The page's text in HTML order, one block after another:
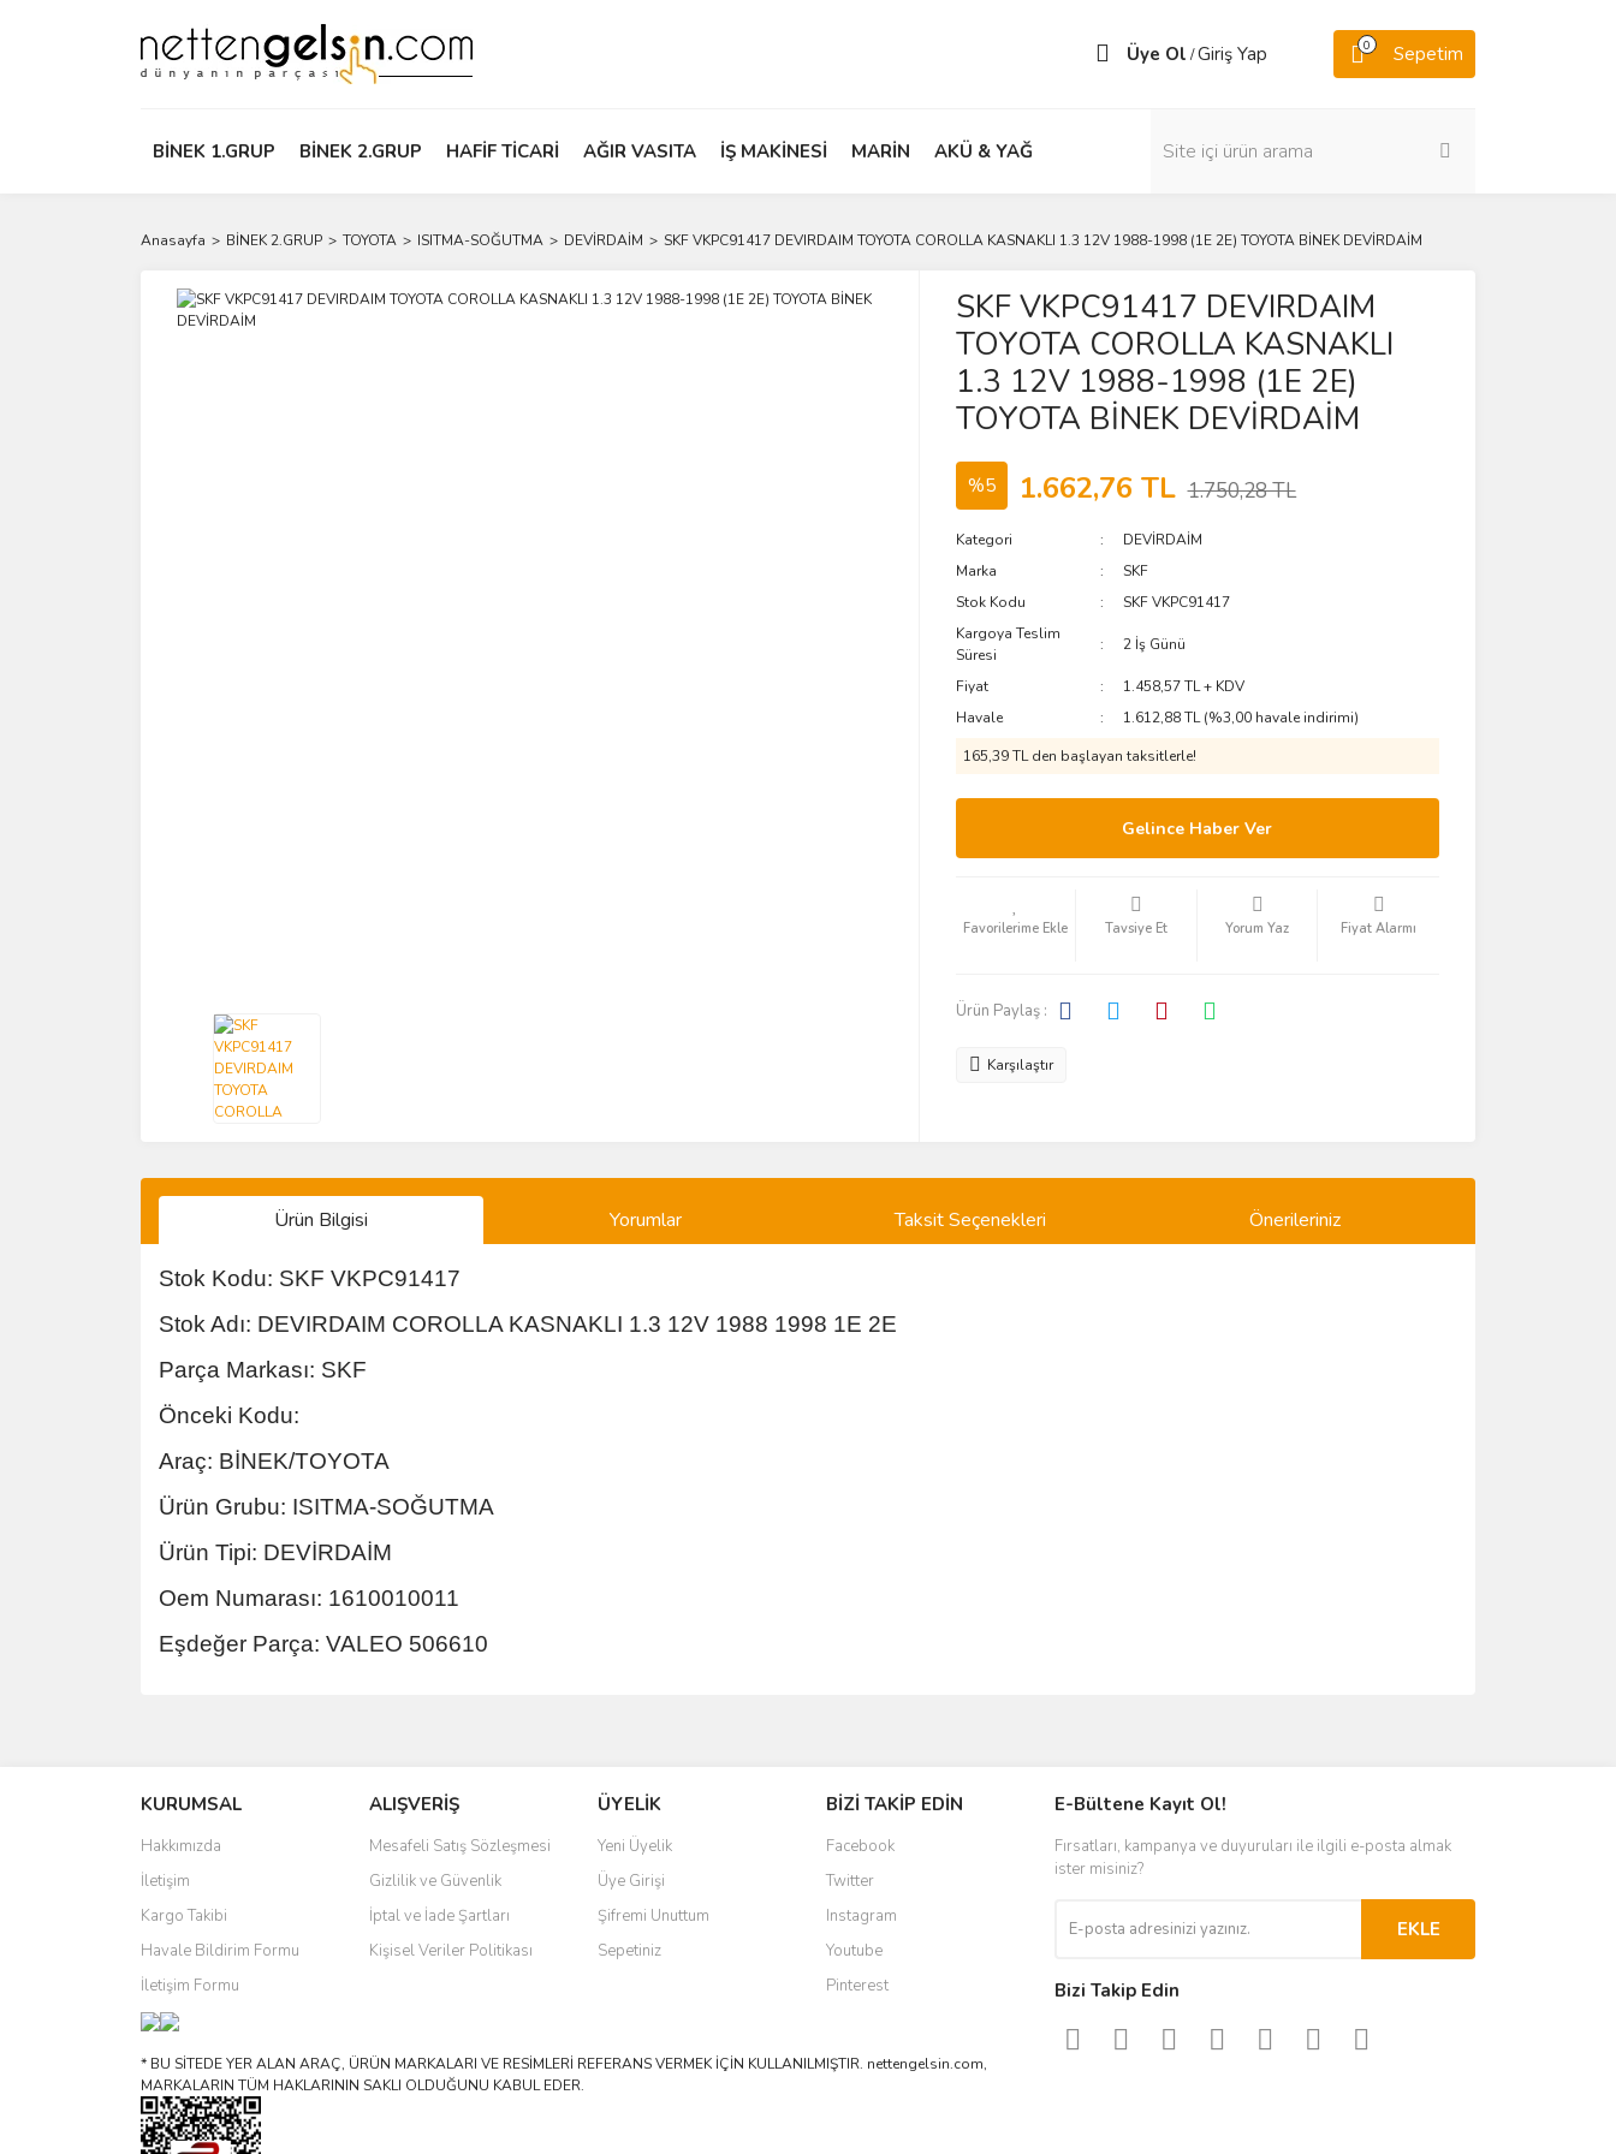
Üye Ol /Giriş Yap 0 Sepetim
BİNEK 1.GRUP BİNEK 2.GRUP HAFİF TİCARİ AĞIR VASITA İŞ MAKİNESİ MARİN AKÜ & YAĞ
Anasayfa BİNEK 2.GRUP TOYOTA ISITMA-SOĞUTMA DEVİRDAİM SKF VKPC91417 DEVIRDAIM TOYOTA COROLLA KASNAKLI 1.3 12V 1988-1998 (1E 2E) TOYOTA BİNEK DEVİRDAİM
SKF VKPC91417 DEVIRDAIM
TOYOTA COROLLA KASNAKLI
1.3 12V 1988-1998 (1E 2E)
TOYOTA BİNEK DEVİRDAİM
%5 1.662,76 TL 1.750,28 TL
Kategori
DEVİRDAİM
Marka
SKF
Stok Kodu
SKF VKPC91417
Kargoya Teslim
Süresi
2 İş Günü
Fiyat
1.458,57 TL + KDV
Havale
1.612,88 TL (%3,00 havale indirimi)
165,39 TL den başlayan taksitlerle!
Gelince Haber Ver
Tavsiye Et Yorum Yaz Fiyat Alarmı
Ürün Paylaş :
Karşılaştır
Ürün Bilgisi Yorumlar Taksit Seçenekleri Önerileriniz
Stok Kodu: SKF VKPC91417
Stok Adı: DEVIRDAIM COROLLA KASNAKLI 1.3 12V 1988 1998 1E 2E
Parça Markası: SKF
Önceki Kodu:
Araç: BİNEK/TOYOTA
Ürün Grubu: ISITMA-SOĞUTMA
Ürün Tipi: DEVİRDAİM
Oem Numarası: 1610010011
Eşdeğer Parça: VALEO 506610
Ürün resmi kalitesiz, bozuk veya görüntülenemiyor.
Ürün açıklamasında eksik bilgiler bulunuyor.
Ürün bilgilerinde hatalar bulunuyor.
Ürün fiyatı diğer sitelerden daha pahalı.
Bu ürüne benzer farklı alternatifler olmalı.
KURUMSAL
Hakkımızda
İletişim
Kargo Takibi
Havale Bildirim Formu
İletişim Formu
ALIŞVERİŞ
Mesafeli Satış Sözleşmesi
Gizlilik ve Güvenlik
İptal ve İade Şartları
Kişisel Veriler Politikası
ÜYELİK
Yeni Üyelik
Üye Girişi
Şifremi Unuttum
Sepetiniz
BİZİ TAKİP EDİN
Facebook
Twitter
Instagram
Youtube
Pinterest
* BU SİTEDE YER ALAN ARAÇ, ÜRÜN MARKALARI VE RESİMLERİ REFERANS VERMEK İÇİN KULLANILMIŞTIR. nettengelsin.com,
MARKALARIN TÜM HAKLARININ SAKLI OLDUĞUNU KABUL EDER.
E-Bültene Kayıt Ol!
Fırsatları, kampanya ve duyuruları ile ilgili e-posta almak
ister misiniz?
EKLE
Bizi Takip Edin